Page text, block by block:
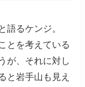
語るケンジ。
とを考えている
が、それに対し
と岩手山も見え